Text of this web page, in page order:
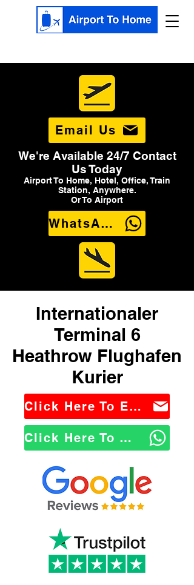
Email Us
We're Available 24/7 Contact
Us Today
Airport To Home, Hotel, Office, Train
Station, Anywhere.
Or To Airport
WhatsApp Us
Internationaler
Terminal 6
Heathrow Flughafen
Kurier
Click Here To Email Us
Click Here To WhatsApp Us